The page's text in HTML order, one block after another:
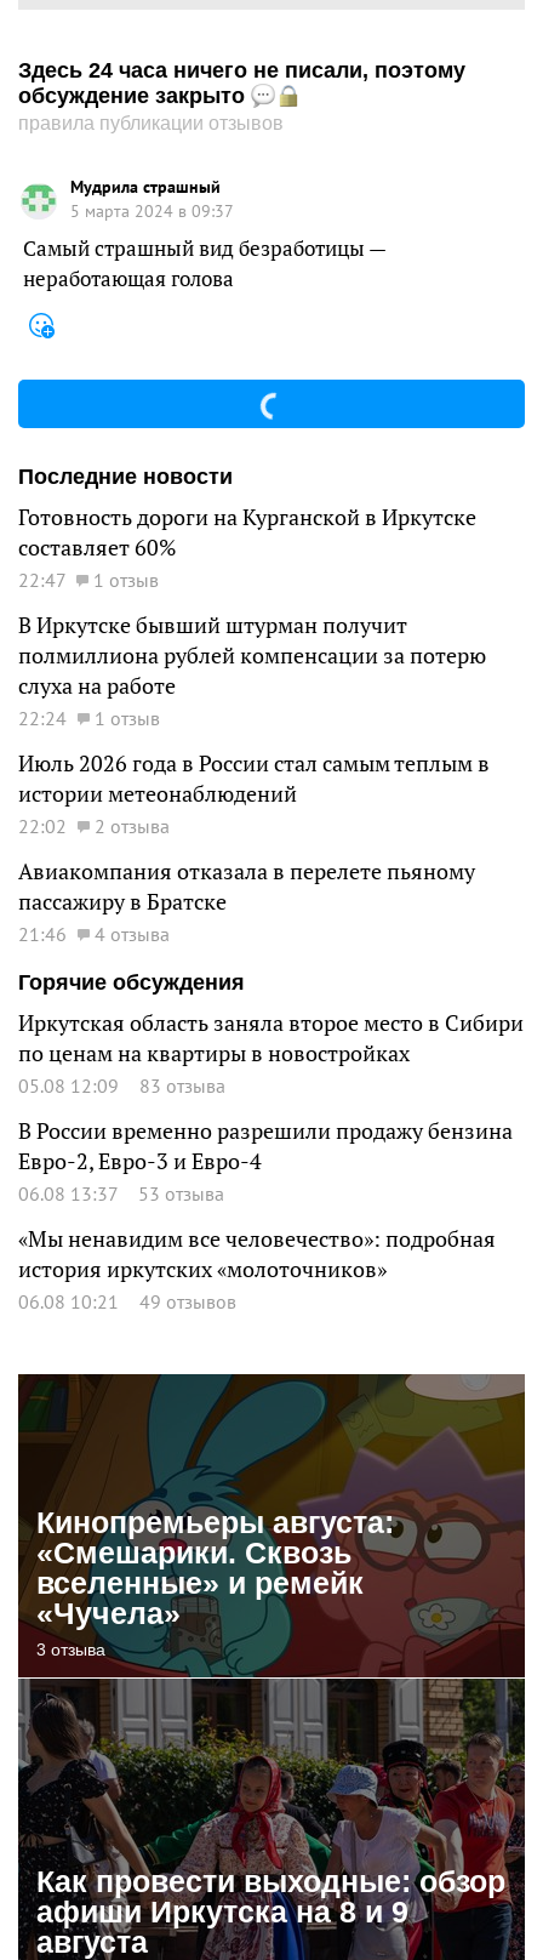
Здесь 24 часа ничего не писали, поэтому
обсуждение закрыто
правила публикации отзывов
Мудрила страшный
5 марта 2024 в 09:37
Самый страшный вид безработицы —
неработающая голова
Последние новости
Готовность дороги на Курганской в Иркутске
составляет 60%
22:47 1 отзыв
В Иркутске бывший штурман получит
полмиллиона рублей компенсации за потерю
слуха на работе
22:24 1 отзыв
Июль 2026 года в России стал самым теплым в
истории метеонаблюдений
22:02 2 отзыва
Авиакомпания отказала в перелете пьяному
пассажиру в Братске
21:46
4 отзыва
Горячие обсуждения
Иркутская область заняла второе место в Сибири
по ценам на квартиры в новостройках
05.08 12:09 83 отзыва
В России временно разрешили продажу бензина
Евро-2, Евро-3 и Евро-4
06.08 13:37 53 отзыва
«Мы ненавидим все человечество»: подробная
история иркутских «молоточников»
06.08 10:21 49 отзывов
Кинопремьеры августа:
«Смешарики. Сквозь
вселенные» и ремейк
«Чучела»
3 отзыва
Как провести выходные: обзор
афиши Иркутска на 8 и 9
августа